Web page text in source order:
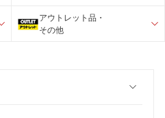
アウトレット品・
その他